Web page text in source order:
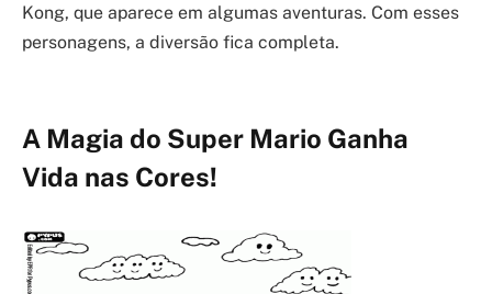
Kong, que aparece em algumas aventuras. Com esses
personagens, a diversão fica completa.
A Magia do Super Mario Ganha
Vida nas Cores!